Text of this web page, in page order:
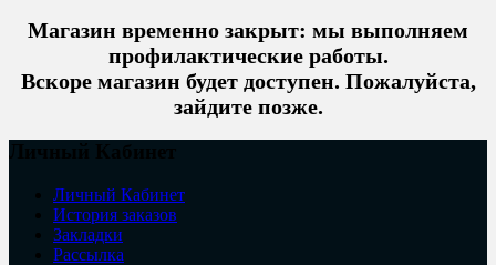
Магазин временно закрыт: мы выполняем
профилактические работы.
Вскоре магазин будет доступен. Пожалуйста,
зайдите позже.
Личный Кабинет
История заказов
Закладки
Рассылка